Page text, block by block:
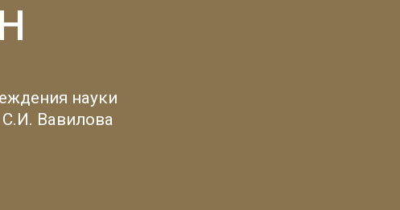
науки
С.И. Вавилова